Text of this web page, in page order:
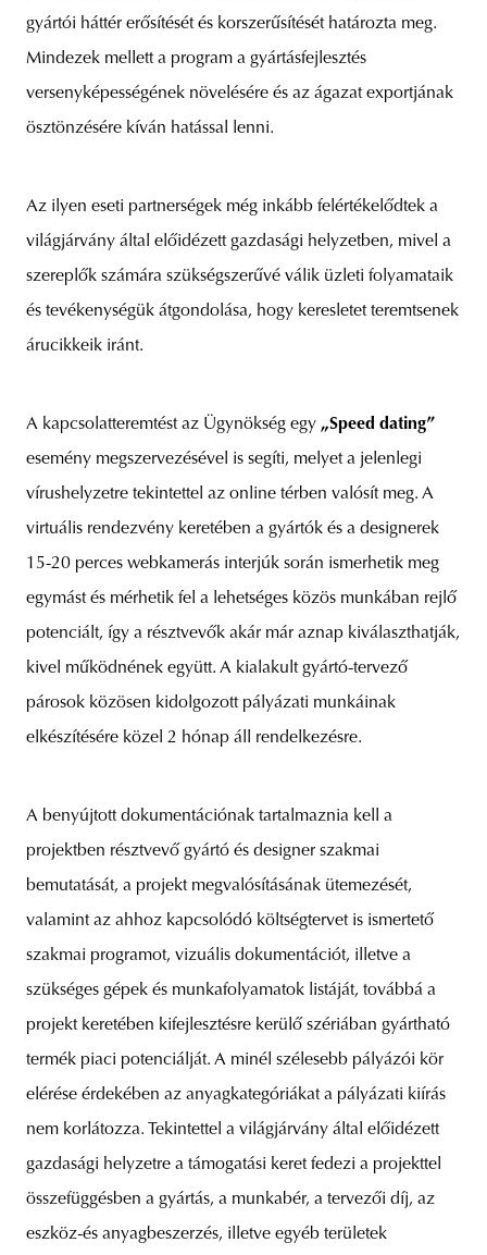
gyártói háttér erősítését és korszerűsítését határozta meg.
Mindezek mellett a program a gyártásfejlesztés
versenyképességének növelésére és az ágazat exportjának
ösztönzésére kíván hatással lenni.
Az ilyen eseti partnerségek még inkább felértékelődtek a
világjárvány által előidézett gazdasági helyzetben, mivel a
szereplők számára szükségszerűvé válik üzleti folyamataik
és tevékenységük átgondolása, hogy keresletet teremtsenek
árucikkeik iránt.
A kapcsolatteremtést az Ügynökség egy „Speed dating”
esemény megszervezésével is segíti, melyet a jelenlegi
vírushelyzetre tekintettel az online térben valósít meg. A
virtuális rendezvény keretében a gyártók és a designerek
15-20 perces webkamerás interjúk során ismerhetik meg
egymást és mérhetik fel a lehetséges közös munkában rejlő
potenciált, így a résztvevők akár már aznap kiválaszthatják,
kivel működnének együtt. A kialakult gyártó-tervező
párosok közösen kidolgozott pályázati munkáinak
elkészítésére közel 2 hónap áll rendelkezésre.
A benyújtott dokumentációnak tartalmaznia kell a
projektben résztvevő gyártó és designer szakmai
bemutatását, a projekt megvalósításának ütemezését,
valamint az ahhoz kapcsolódó költségtervet is ismertető
szakmai programot, vizuális dokumentációt, illetve a
szükséges gépek és munkafolyamatok listáját, továbbá a
projekt keretében kifejlesztésre kerülő szériában gyártható
termék piaci potenciálját. A minél szélesebb pályázói kör
elérése érdekében az anyagkategóriákat a pályázati kiírás
nem korlátozza. Tekintettel a világjárvány által előidézett
gazdasági helyzetre a támogatási keret fedezi a projekttel
összefüggésben a gyártás, a munkabér, a tervezői díj, az
eszköz-és anyagbeszerzés, illetve egyéb területek